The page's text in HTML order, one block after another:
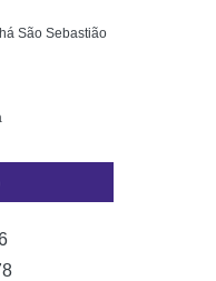
Chip
São Sebastião